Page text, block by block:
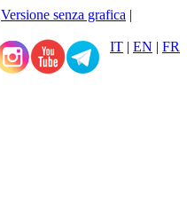
Versione senza grafica |
IT | EN | FR